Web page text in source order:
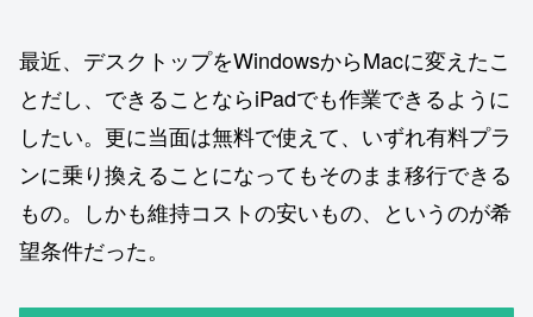
最近、デスクトップをWindowsからMacに変えたこ
とだし、できることならiPadでも作業できるように
したい。更に当面は無料で使えて、いずれ有料プラ
ンに乗り換えることになってもそのまま移行できる
もの。しかも維持コストの安いもの、というのが希
望条件だった。